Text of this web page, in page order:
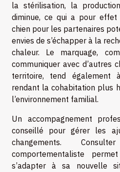
la stérilisation, la
diminue, ce qui a pour effet
chien pour les partenaires
envies de s’échapper à la
chaleur. Le marquage,
communiquer avec d’autres
territoire, tend
rendant la cohabitation plus
l’environnement familial.
Un accompagnement
conseillé pour gérer les
changements.
comportementaliste
s’adapter à sa nouvelle